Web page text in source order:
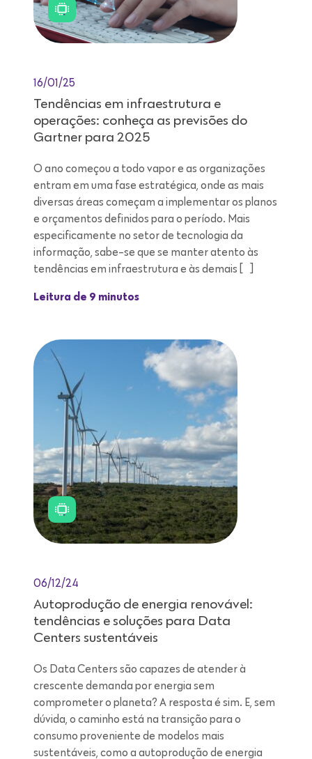
16/01/25
Tendências em infraestrutura e
operações: conheça as previsões do
Gartner para 2025
O ano começou a todo vapor e as organizações
entram em uma fase estratégica, onde as mais
diversas áreas começam a implementar os planos
e orçamentos definidos para o período. Mais
especificamente no setor de tecnologia da
informação, sabe-se que se manter atento às
tendências em infraestrutura e às demais […]
Leitura de 9 minutos
06/12/24
Autoprodução de energia renovável:
tendências e soluções para Data
Centers sustentáveis
Os Data Centers são capazes de atender à
crescente demanda por energia sem
comprometer o planeta? A resposta é sim. E, sem
dúvida, o caminho está na transição para o
consumo proveniente de modelos mais
sustentáveis, como a autoprodução de energia